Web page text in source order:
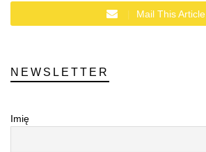
Mail This Article
NEWSLETTER
Imię